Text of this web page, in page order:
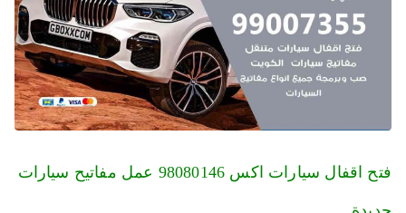
فتح اقفال سيارات اكس 98080146‬ عمل مفاتيح سيارات